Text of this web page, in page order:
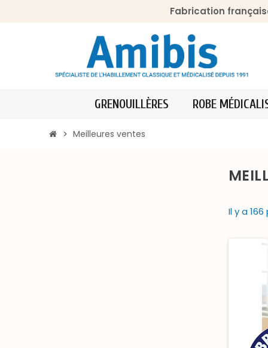
Fabrication
GRENOUILLÈRES ROBE
chevron_right Meilleures ventes
Il y a